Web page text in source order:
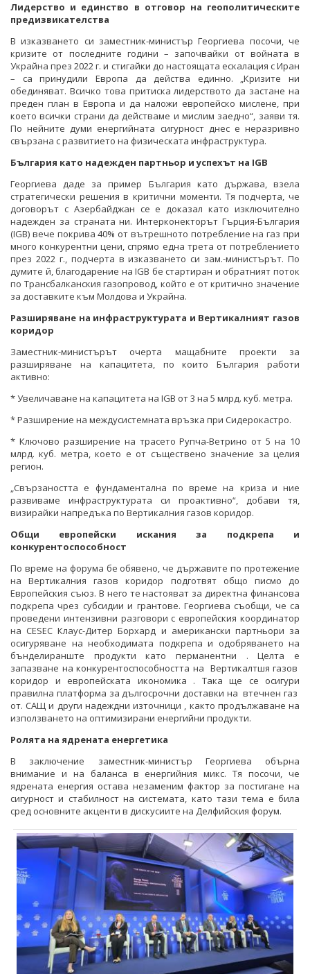
Лидерство и единство в отговор на геополитическите
предизвикателства
В изказването си заместник-министър Георгиева посочи, че
кризите от последните години – започвайки от войната в
Украйна през 2022 г. и стигайки до настоящата ескалация с Иран
– са принудили Европа да действа единно. „Кризите ни
обединяват. Всичко това притиска лидерството да застане на
преден план в Европа и да наложи европейско мислене, при
което всички страни да действаме и мислим заедно“, заяви тя.
По нейните думи енергийната сигурност днес е неразривно
свързана с развитието на физическата инфраструктура.
България като надежден партньор и успехът на IGB
Георгиева даде за пример България като държава, взела
стратегически решения в критични моменти. Тя подчерта, че
договорът с Азербайджан се е доказал като изключително
надежден за страната ни. Интерконекторът Гърция-България
(IGB) вече покрива 40% от вътрешното потребление на газ при
много конкурентни цени, спрямо една трета от потреблението
през 2022 г., подчерта в изказването си зам.-министърът. По
думите й, благодарение на IGB бе стартиран и обратният поток
по Трансбалканския газопровод, който е от критично значение
за доставките към Молдова и Украйна.
Разширяване на инфраструктурата и Вертикалният газов
коридор
Заместник-министърът очерта мащабните проекти за
разширяване на капацитета, по които България работи
активно:
* Увеличаване на капацитета на IGB от 3 на 5 млрд. куб. метра.
* Разширение на междусистемната връзка при Сидерокастро.
* Ключово разширение на трасето Рупча-Ветрино от 5 на 10
млрд. куб. метра, което е от съществено значение за целия
регион.
„Свързаността е фундаментална по време на криза и ние
развиваме инфраструктурата си проактивно“, добави тя,
визирайки напредъка по Вертикалния газов коридор.
Общи европейски искания за подкрепа и
конкурентоспособност
По време на форума бе обявено, че държавите по протежение
на Вертикалния газов коридор подготвят общо писмо до
Европейския съюз. В него те настояват за директна финансова
подкрепа чрез субсидии и грантове. Георгиева съобщи, че са
проведени интензивни разговори с европейския координатор
на CESEC Клаус-Дитер Борхард и американски партньори за
осигуряване на необходимата подкрепа и одобряването на
бънделиранште продукти като перманентни . Целта е
запазване на конкурентоспособността на Вертикалтшя газов
коридор и европейската икономика . Така ще се осигури
правилна платформа за дългосрочни доставки на втечнен газ
от. САЩ и други надеждни източници , както продължаване на
използването на оптимизирани енергийни продукти.
Ролята на ядрената енергетика
В заключение заместник-министър Георгиева обърна
внимание и на баланса в енергийния микс. Тя посочи, че
ядрената енергия остава незаменим фактор за постигане на
сигурност и стабилност на системата, като тази тема е била
сред основните акценти в дискусиите на Делфийския форум.